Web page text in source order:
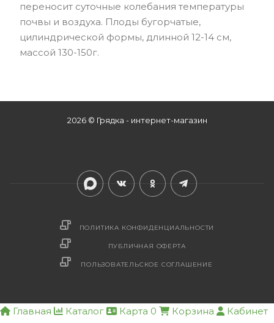
переносит суточные колебания температуры
почвы и воздуха. Плоды бугорчатые,
цилиндрической формы, длинной 12-14 см,
массой 130-150г.
2026 © Грядка - интернет-магазин
ПОЛИТИКА КОНФИДЕНЦИАЛЬНОСТИ
ПУБЛИЧНАЯ ОФЕРТА
ПОЛЬЗОВАТЕЛЬСКОЕ СОГЛАШЕНИЕ
Главная Каталог Карта 0 Корзина Кабинет